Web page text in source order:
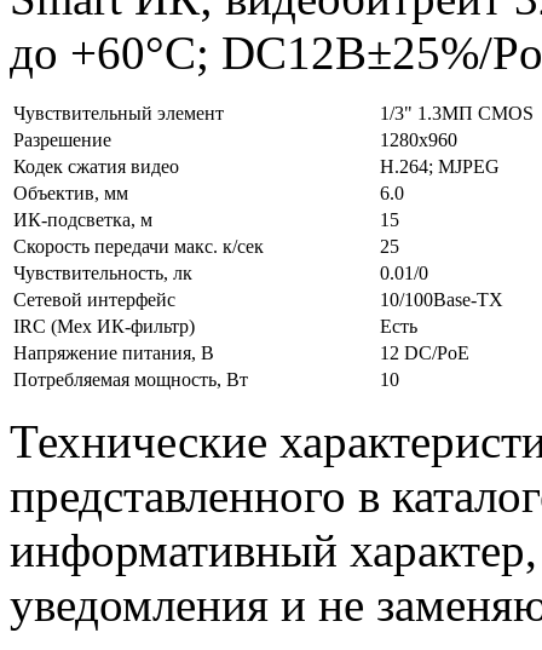
до +60°C; DC12В±25%/
Чувствительный элемент
1/3" 1.3МП CMOS
Разрешение
1280х960
Кодек сжатия видео
H.264; MJPEG
Объектив, мм
6.0
ИК-подсветка, м
15
Скорость передачи макс. к/сек
25
Чувствительность, лк
0.01/0
Сетевой интерфейс
10/100Base-TX
IRC (Мех ИК-фильтр)
Есть
Напряжение питания, В
12 DC/PoE
Потребляемая мощность, Вт
10
Технические
представленного в
информативный
уведомления и не